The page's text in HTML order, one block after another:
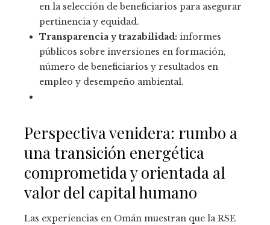
en la selección de beneficiarios para asegurar
pertinencia y equidad.
Transparencia y trazabilidad: informes
públicos sobre inversiones en formación,
número de beneficiarios y resultados en
empleo y desempeño ambiental.
Perspectiva venidera: rumbo a
una transición energética
comprometida y orientada al
valor del capital humano
Las experiencias en Omán muestran que la RSE